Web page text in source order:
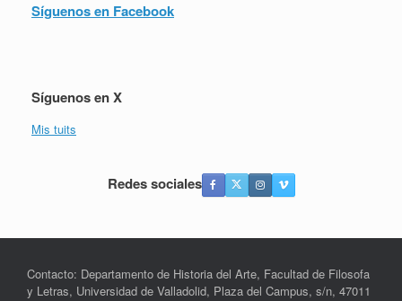
Síguenos en Facebook
Síguenos en X
Mis tuits
Redes sociales
Contacto: Departamento de Historia del Arte, Facultad de Filosofa
y Letras, Universidad de Valladolid, Plaza del Campus, s/n, 47011